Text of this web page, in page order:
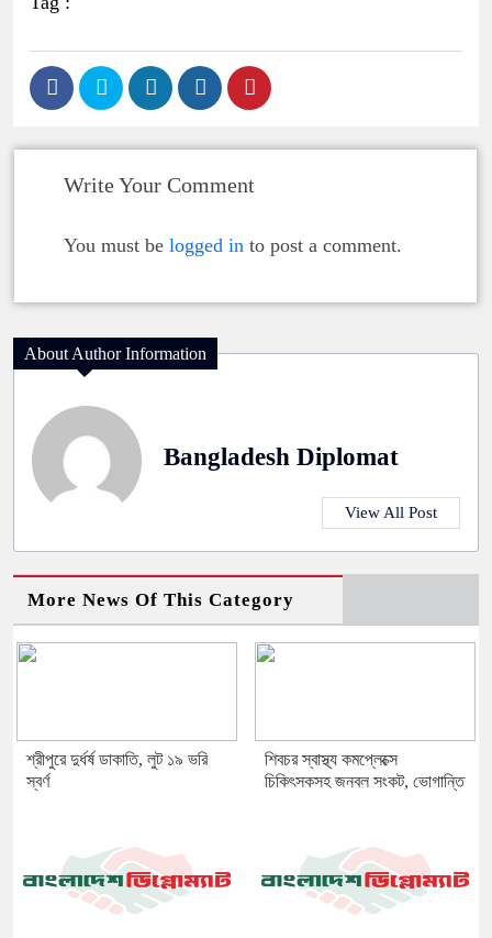
Write Your Comment
You must be logged in to post a comment.
About Author Information
Bangladesh Diplomat
View All Post
More News Of This Category
শ্রীপুরে দুর্ধর্ষ ডাকাতি, লুট ১৯ ভরি
স্বর্ণ
শিবচর স্বাস্থ্য কমপ্লেক্সে
চিকিৎসকসহ জনবল সংকট, ভোগান্তি